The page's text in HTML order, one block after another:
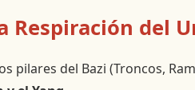
Respiración del
pilares del Bazi (Troncos,